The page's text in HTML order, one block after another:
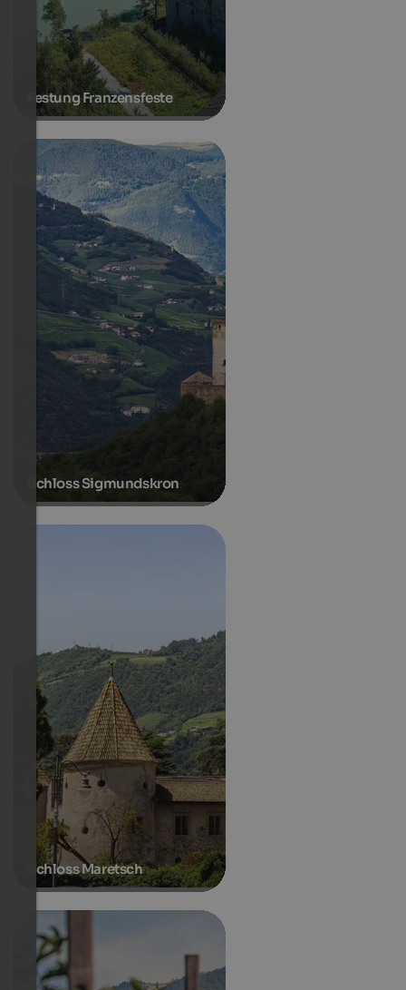
Festung Franzensfeste
Schloss Sigmundskron
Schloss Maretsch